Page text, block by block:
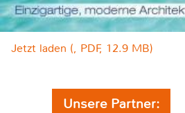
Jetzt laden (, PDF, 12.9 MB)
Unsere Partner: